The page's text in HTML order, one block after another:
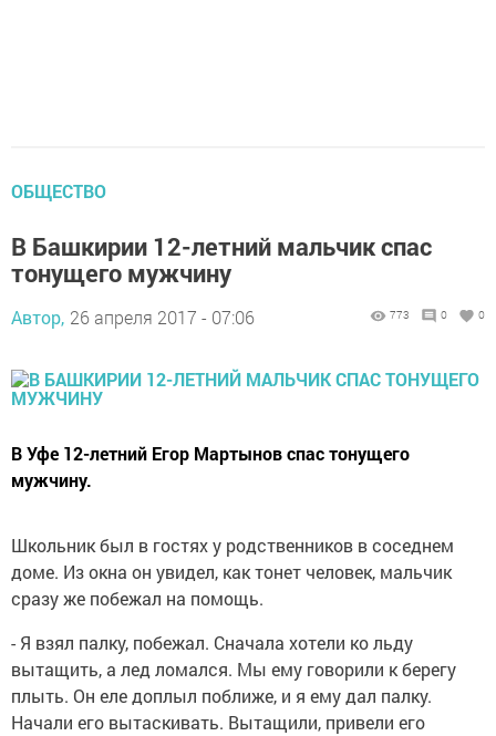
ОБЩЕСТВО
В Башкирии 12-летний мальчик спас
тонущего мужчину
Автор, 26 апреля 2017 - 07:06 773 0 0
В Уфе 12-летний Егор Мартынов спас тонущего
мужчину.
Школьник был в гостях у родственников в соседнем
доме. Из окна он увидел, как тонет человек, мальчик
сразу же побежал на помощь.
- Я взял палку, побежал. Сначала хотели ко льду
вытащить, а лед ломался. Мы ему говорили к берегу
плыть. Он еле доплыл поближе, и я ему дал палку.
Начали его вытаскивать. Вытащили, привели его